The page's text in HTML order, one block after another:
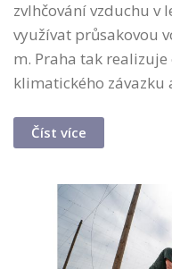
zvlhčování vzduchu v
využívat průsakovou
m. Praha tak
klimatického závazku
Číst více